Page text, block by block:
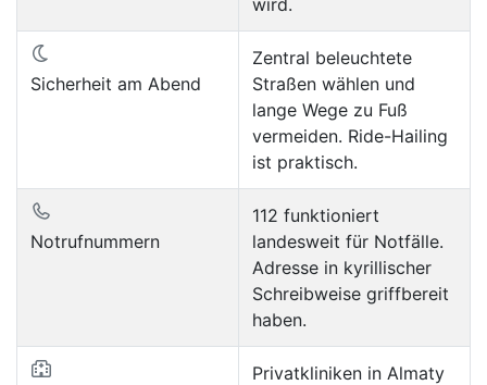
Sicherheit am Abend
Zentral beleuchtete
Straßen wählen und
lange Wege zu Fuß
vermeiden. Ride-Hailing
ist praktisch.
Notrufnummern
112 funktioniert
landesweit für Notfälle.
Adresse in kyrillischer
Schreibweise griffbereit
haben.
Privatkliniken in Almaty